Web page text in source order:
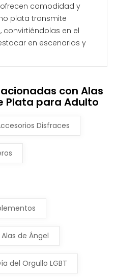
comodidad y
plata transmite
en el
en escenarios y
con Alas
Plata para Adulto
Disfraces
Alas de Ángel
del Orgullo LGBT